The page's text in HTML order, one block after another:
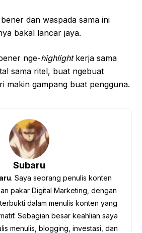
dan waspada sama ini
bakal lancar jaya.
nge-highlightkerja sama
sama ritel, buat ngebuat
makin gampang buat pengguna.
Subaru
. Saya seorang penulis konten
pakar Digital Marketing, dengan
dalam menulis konten yang
Sebagian besar keahlian saya
menulis, blogging, investasi, dan